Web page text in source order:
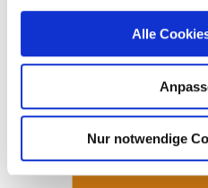
Alle
Nur notwendige